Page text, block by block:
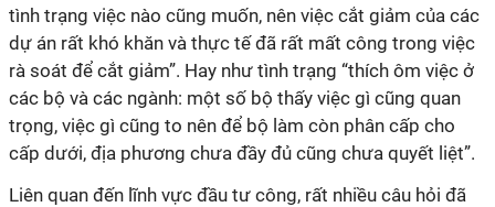
tình trạng việc nào cũng muốn, nên việc cắt giảm của các
dự án rất khó khăn và thực tế đã rất mất công trong việc
rà soát để cắt giảm”. Hay như tình trạng “thích ôm việc ở
các bộ và các ngành: một số bộ thấy việc gì cũng quan
trọng, việc gì cũng to nên để bộ làm còn phân cấp cho
cấp dưới, địa phương chưa đầy đủ cũng chưa quyết liệt”.
Liên quan đến lĩnh vực đầu tư công, rất nhiều câu hỏi đã